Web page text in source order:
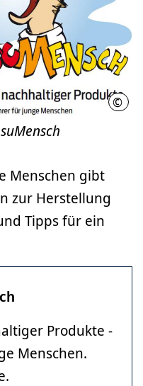
© LHH
Menschen gibt
zur Herstellung
Tipps für ein
Produkte -
Menschen.